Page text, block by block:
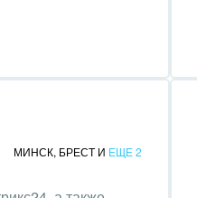
МИНСК, БРЕСТ И ЕЩЕ 2